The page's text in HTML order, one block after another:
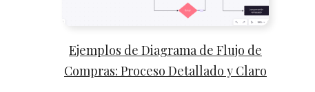
Ejemplos de Diagrama de Flujo de
Compras: Proceso Detallado y Claro